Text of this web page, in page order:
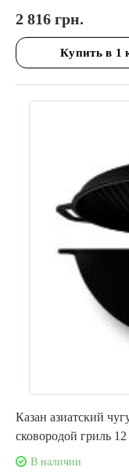
2 816 грн.
Купить в 1
Казан азиатский
сковородой гриль
В наличии